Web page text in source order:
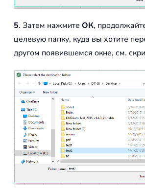
5. Затем нажмите ОК,
целевую папку, куда вы хотите
другом появившемся окне, см.